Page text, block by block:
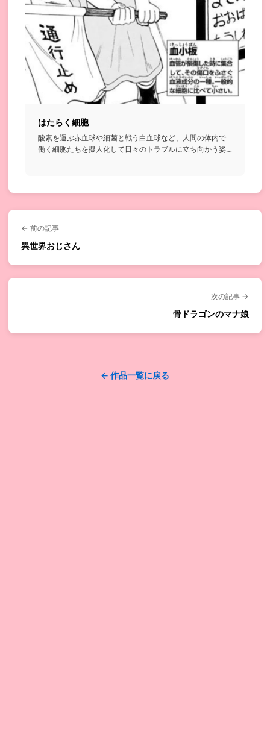
はたらく細胞
酸素を運ぶ赤血球や細菌と戦う白血球など、人間の体内で
働く細胞たちを擬人化して日々のトラブルに立ち向かう姿
← 前の記事
異世界おじさん
次の記事 →
骨ドラゴンのマナ娘
← 作品一覧に戻る